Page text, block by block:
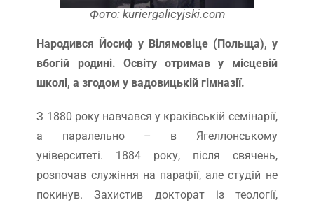
Фото: kuriergalicyjski.com
Народився Йосиф у Вілямовіце (Польща), у
вбогій родині. Освіту отримав у місцевій
школі, а згодом у вадовицькій гімназії.
З 1880 року навчався у краківській семінарії,
а паралельно – в Ягеллонському
університеті. 1884 року, після свячень,
розпочав служіння на парафії, але студій не
покинув. Захистив докторат із теології,